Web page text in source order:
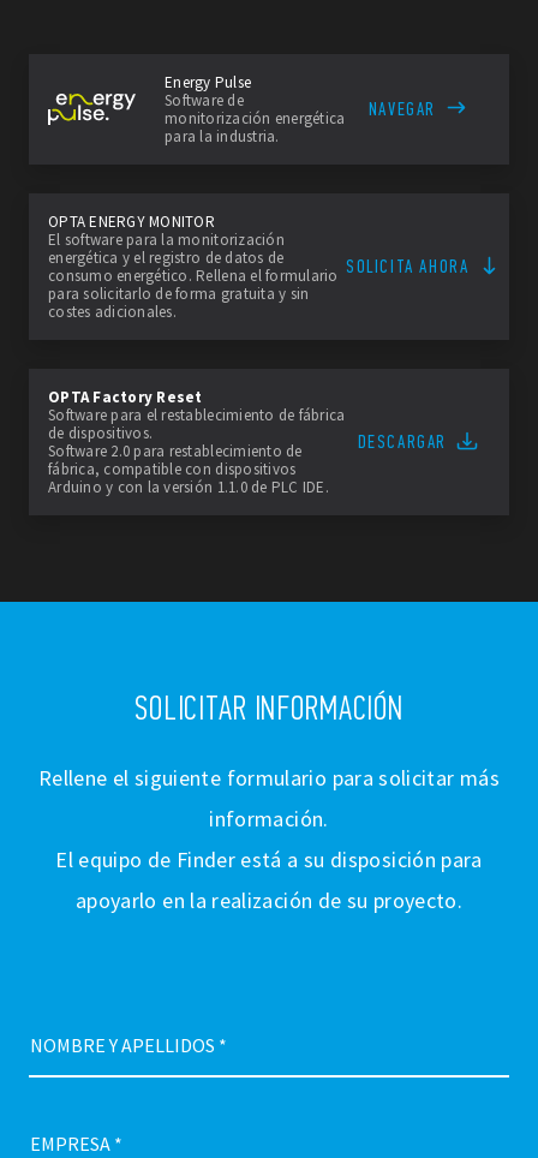
Energy Pulse
Software de
monitorización energética
para la industria.
NAVEGAR
OPTA ENERGY MONITOR
El software para la monitorización
energética y el registro de datos de
consumo energético. Rellena el formulario
para solicitarlo de forma gratuita y sin
costes adicionales.
SOLICITA AHORA
OPTA Factory Reset
Software para el restablecimiento de fábrica
de dispositivos.
Software 2.0 para restablecimiento de
fábrica, compatible con dispositivos
Arduino y con la versión 1.1.0 de PLC IDE.
DESCARGAR
SOLICITAR INFORMACIÓN
Rellene el siguiente formulario para solicitar más
información.
El equipo de Finder está a su disposición para
apoyarlo en la realización de su proyecto.
NOMBRE Y APELLIDOS *
EMPRESA *